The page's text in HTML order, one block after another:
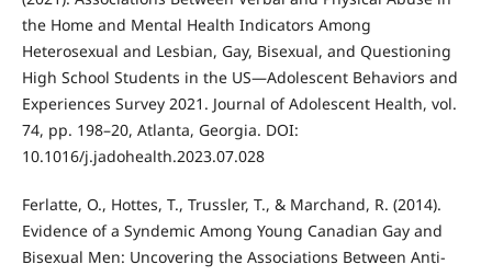
the Home and Mental Health Indicators Among
Heterosexual and Lesbian, Gay, Bisexual, and Questioning
High School Students in the US—Adolescent Behaviors and
Experiences Survey 2021. Journal of Adolescent Health, vol.
74, pp. 198–20, Atlanta, Georgia. DOI:
10.1016/j.jadohealth.2023.07.028
Ferlatte, O., Hottes, T., Trussler, T., & Marchand, R. (2014).
Evidence of a Syndemic Among Young Canadian Gay and
Bisexual Men: Uncovering the Associations Between Anti-